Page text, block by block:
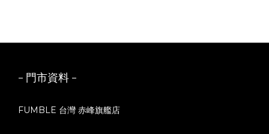
- 門市資料 -
FUMBLE 台灣 赤峰旗艦店